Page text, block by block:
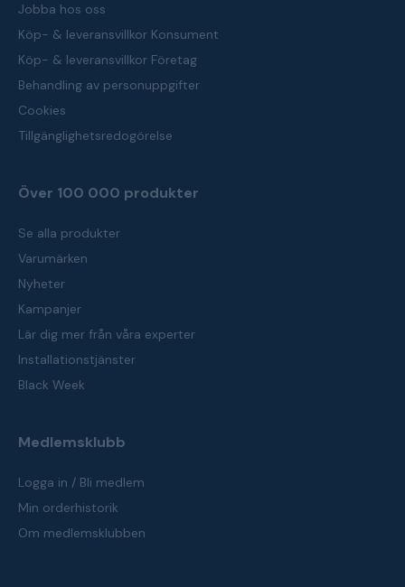
Jobba hos oss
Köp- & leveransvillkor Konsument
Köp- & leveransvillkor Företag
Behandling av personuppgifter
Cookies
Tillgänglighetsredogörelse
Över 100 000 produkter
Se alla produkter
Varumärken
Nyheter
Kampanjer
Lär dig mer från våra experter
Installationstjänster
Black Week
Medlemsklubb
Logga in / Bli medlem
Min orderhistorik
Om medlemsklubben